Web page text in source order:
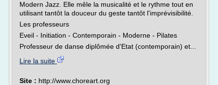
Modern Jazz. Elle mêle la musicalité et le rythme tout en
utilisant tantôt la douceur du geste tantôt l'imprévisibilité.
Les professeurs
Eveil - Initiation - Contemporain - Moderne - Pilates
Professeur de danse diplômée d'Etat (contemporain) et...
Lire la suite
Site : http://www.choreart.org